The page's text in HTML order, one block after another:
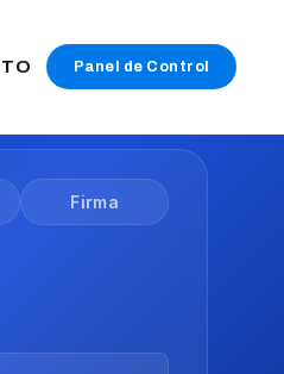
Panel de Control
Firma